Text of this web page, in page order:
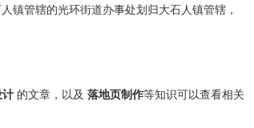
镇管辖的光环街道办事处划归大石人镇管辖，
计 的文章，以及落地页制作等知识可以查看相关